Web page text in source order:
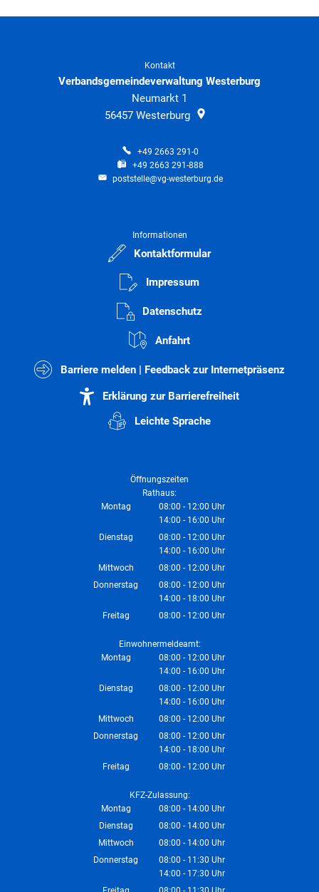
Kontakt
Verbandsgemeindeverwaltung Westerburg
Neumarkt 1
56457 Westerburg
+49 2663 291-0
+49 2663 291-888
poststelle@vg-westerburg.de
Informationen
Kontaktformular
Impressum
Datenschutz
Anfahrt
Barriere melden | Feedback zur Internetpräsenz
Erklärung zur Barrierefreiheit
Leichte Sprache
Öffnungszeiten
Rathaus:
Montag
08:00 - 12:00 Uhr
Von 08:00 bis 12:00 Uhr
14:00 - 16:00 Uhr
Von 14:00 bis 16:00 Uhr
Dienstag 08:00 - 12:00 Uhr
Von 08:00 bis 12:00 Uhr
14:00 - 16:00 Uhr
Von 14:00 bis 16:00 Uhr
Mittwoch 08:00 - 12:00 Uhr
Von 08:00 bis 12:00 Uhr
Donnerstag 08:00 - 12:00 Uhr
Von 08:00 bis 12:00 Uhr
14:00 - 18:00 Uhr
Von 14:00 bis 18:00 Uhr
Freitag 08:00 - 12:00 Uhr
Einwohnermeldeamt:
Montag
08:00 - 12:00 Uhr
Von 08:00 bis 12:00 Uhr
14:00 - 16:00 Uhr
Von 14:00 bis 16:00 Uhr
Dienstag 08:00 - 12:00 Uhr
Von 08:00 bis 12:00 Uhr
14:00 - 16:00 Uhr
Von 14:00 bis 16:00 Uhr
Mittwoch 08:00 - 12:00 Uhr
Von 08:00 bis 12:00 Uhr
Donnerstag 08:00 - 12:00 Uhr
Von 08:00 bis 12:00 Uhr
14:00 - 18:00 Uhr
Von 14:00 bis 18:00 Uhr
Freitag 08:00 - 12:00 Uhr
KFZ-Zulassung:
Montag
08:00 - 14:00 Uhr
Von 08:00 bis 14:00 Uhr
Dienstag 08:00 - 14:00 Uhr
Von 08:00 bis 14:00 Uhr
Mittwoch 08:00 - 14:00 Uhr
Von 08:00 bis 14:00 Uhr
Donnerstag 08:00 - 11:30 Uhr
Von 08:00 bis 11:30 Uhr
14:00 - 17:30 Uhr
Von 14:00 bis 17:30 Uhr